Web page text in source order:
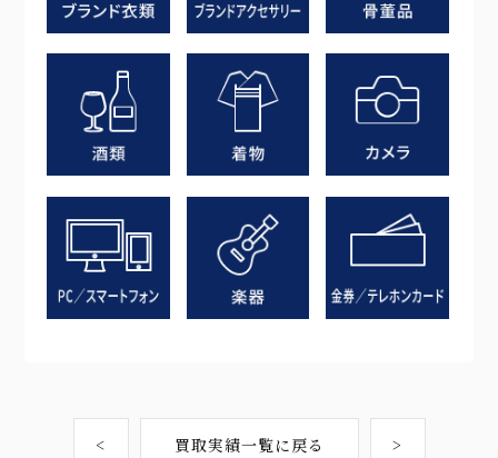
< 買取実績一覧に戻る >